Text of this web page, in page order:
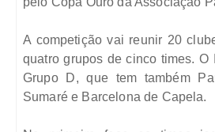
A competição vai reunir 20
quatro grupos de cinco times. O
Grupo D, que tem também
Sumaré e Barcelona de Capela.